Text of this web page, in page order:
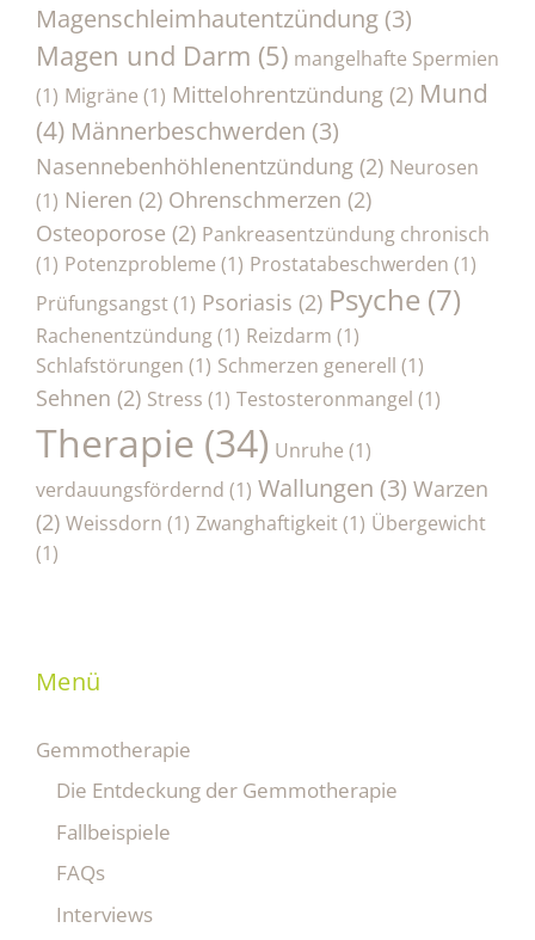
Magenschleimhautentzündung (3)
Magen und Darm (5) mangelhafte Spermien
(1) Migräne (1) Mittelohrentzündung (2) Mund
(4) Männerbeschwerden (3)
Nasennebenhöhlenentzündung (2) Neurosen
(1) Nieren (2) Ohrenschmerzen (2)
Osteoporose (2) Pankreasentzündung chronisch
(1) Potenzprobleme (1) Prostatabeschwerden (1)
Prüfungsangst(1) Psoriasis (2) Psyche (7)
Rachenentzündung(1) Reizdarm (1)
Schlafstörungen (1) Schmerzen generell (1)
Sehnen (2) Stress (1) Testosteronmangel (1)
Therapie (34) Unruhe (1)
verdauungsfördernd (1) Wallungen (3) Warzen
(2) Weissdorn (1) Zwanghaftigkeit(1) Übergewicht
(1)
Menü
Gemmotherapie
Die Entdeckung der Gemmotherapie
Fallbeispiele
FAQs
Interviews